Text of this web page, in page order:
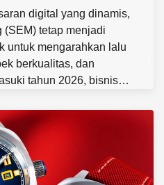
digital yang dinamis,
(SEM) tetap menjadi
untuk mengarahkan lalu
berkualitas, dan
tahun 2026, bisnis…